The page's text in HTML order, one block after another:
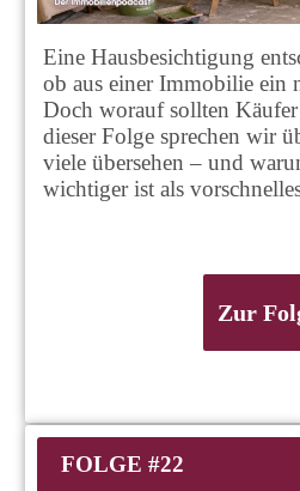
Eine Hausbesichtigung
ob aus einer Immobilie ein
Doch worauf sollten
dieser Folge sprechen wir
viele übersehen – und
wichtiger ist als
Zur
FOLGE #22